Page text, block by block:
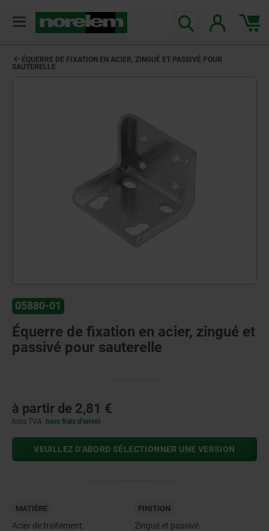
ÉQUERRE DE FIXATION EN ACIER, ZINGUÉ ET PASSIVÉ POUR
SAUTERELLE
05880-01
Équerre de fixation en acier, zingué et
passivé pour sauterelle
à partir de 2,81 €
hors TVA hors frais d’envoi
VEUILLEZ D’ABORD SÉLECTIONNER UNE VERSION
MATIÈRE
Acier de traitement.
FINITION
Zingué et passivé.